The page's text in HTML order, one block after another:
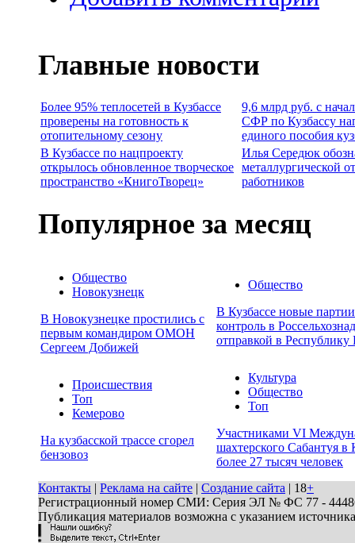
Главные новости
Более 95% теплосетей в Кузбассе
проверены на готовность к
отопительному сезону
9,6 млрд руб. с
СФР по Кузбассу
единого пособия
В Кузбассе по нацпроекту
открылось обновленное творческое
пространство «КнигоТворец»
Илья Середюк
металлургической
работников
Популярное за месяц
Общество
Новокузнецк
В Новокузнецке простились с
первым командиром ОМОН
Сергеем Добижей
Общество
В Кузбассе новые
контроль в
отправкой в Республику
Происшествия
Топ
Кемерово
На кузбасской трассе сгорел
бензовоз
Культура
Общество
Топ
Участниками VI
шахтерского Сабантуя в
более 27 тысяч человек
Контакты | Реклама на сайте | Создание сайта | 18+
Регистрационный номер СМИ: Серия ЭЛ № ФС 77 - 44486
Публикация материалов возможна с указанием